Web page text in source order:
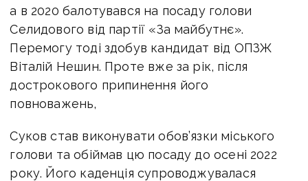
а в 2020 балотувався на посаду голови
Селидового від партії «За майбутнє».
Перемогу тоді здобув кандидат від ОПЗЖ
Віталій Нешин. Проте вже за рік, після
дострокового припинення його
повноважень,
Суков став виконувати обов’язки міського
голови та обіймав цю посаду до осені 2022
року. Його каденція супроводжувалася